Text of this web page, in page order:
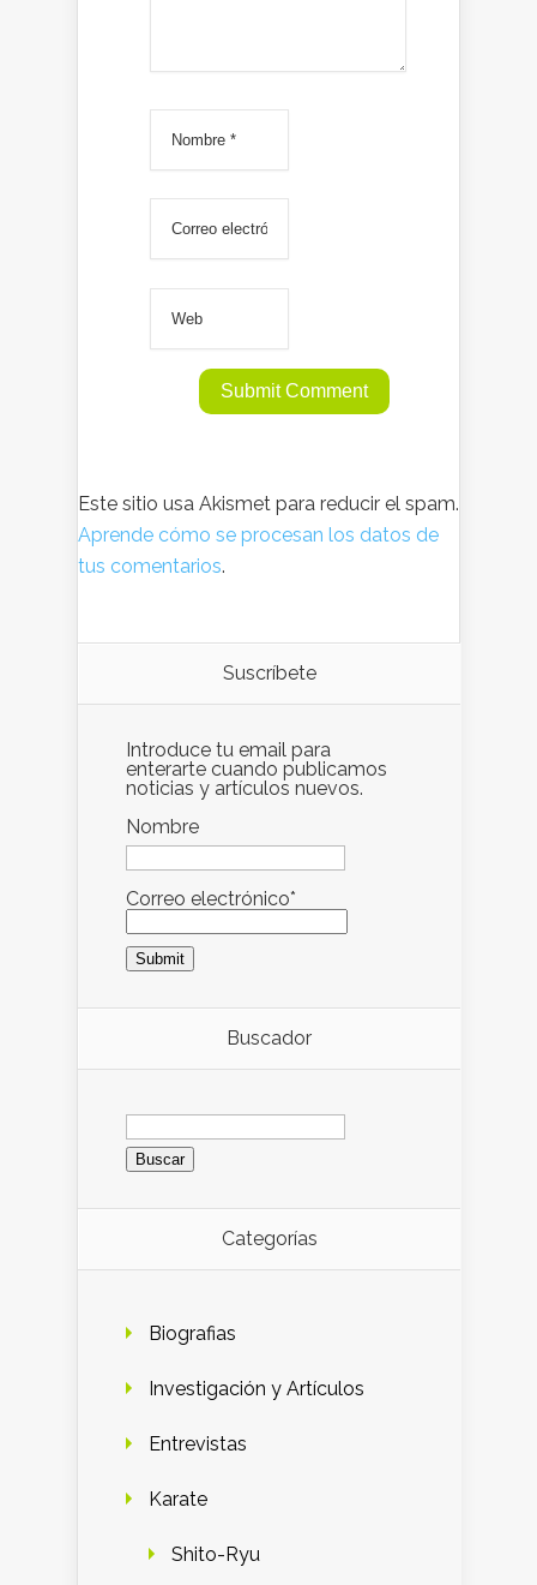
Este sitio usa Akismet para reducir el spam.
Aprende cómo se procesan los datos de
tus comentarios.
Suscríbete
Introduce tu email para
enterarte cuando publicamos
noticias y artículos nuevos.
Nombre
Correo electrónico*
Buscador
Buscar:
Categorías
Biografias
Investigación y Artículos
Entrevistas
Karate
Shito-Ryu